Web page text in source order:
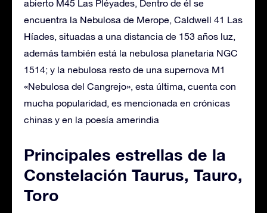
abierto M45 Las Pléyades, Dentro de él se
encuentra la Nebulosa de Merope, Caldwell 41 Las
Híades, situadas a una distancia de 153 años luz,
además también está la nebulosa planetaria NGC
1514; y la nebulosa resto de una supernova M1
«Nebulosa del Cangrejo», esta última, cuenta con
mucha popularidad, es mencionada en crónicas
chinas y en la poesía amerindia
Principales estrellas de la
Constelación Taurus, Tauro,
Toro